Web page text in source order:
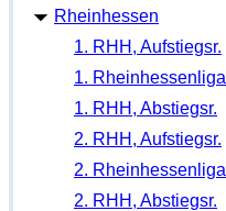
Rheinhessen
1. RHH, Aufstiegsr.
1. Rheinhessenliga
1. RHH, Abstiegsr.
2. RHH, Aufstiegsr.
2. Rheinhessenliga
2. RHH, Abstiegsr.